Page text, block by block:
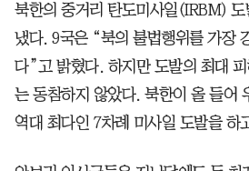
북한의 중거리 탄도미사일(IRBM)
냈다. 9국은 “북의 불법행위를 가장
다”고 밝혔다. 하지만 도발의 최대
는 동참하지 않았다. 북한이 올 들어
역대 최다인 7차례 미사일 도발을 하